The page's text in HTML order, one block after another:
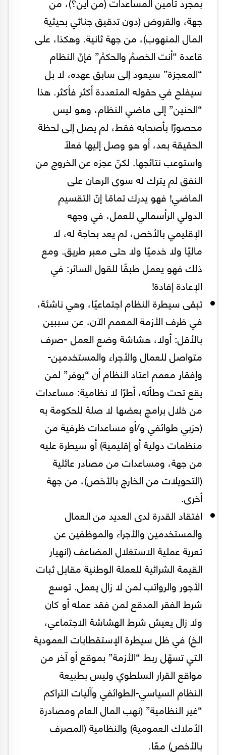
جهة، والقروض (دون تدقيق جنائي بحيثية
المال المنهوب)، من جهة ثانية. وهكذا، على
قاعدة “أنت الخصمُ والحكمُ” فإنّ النظام
“المعجزة” سيعود إلى سابق عهده، لا بل
سيفلح في حقوله المتعددة أكثر فأكثر. هذا
“الحنين” إلى ماضي النظام، وهو ليس
محصورًا بأصحابه فقط، لم يصل إلى لحظة
الحقيقة بعد، أو هو وصل إليها فعلاً
واستوعب نتائجها. لكنّ عجزه عن الخروج من
النفق لم يترك له سوى الرهان على
الماضي! فهو يدرك تمامًا إنّ التقسيم
الدولي الرأسمالي للعمل، في وجهه
الإقليمي بالأخص، لم يعد بحاجة له، لا
ماليًا ولا خدميًا ولا حتى معبر طريق. ومع
ذلك فهو يعمل طبقًا للقول السائر: في
الإعادة إفادة!
تبقى سيطرة النظام اجتماعيًا، وهي ناشئة،
في ظرف الأزمة المعمم الآن، عن سببين
بالأقل: أولا، هشاشة وضع العمل -صرف
متواصل للعمال والأجراء والمستخدمين-
وإفقار معمم اعتاد النظام أن “يوفر” لمن
يقع تحت وطأته، أطرًا لا نظامية: مساعدات
من خلال برامج بعضها لا صلة للحكومة به
(حزبي طوائفي و/أو مساعدات ظرفية من
منظمات دولية أو إقليمية) أو سيطرة عليه
من جهة، ومساعدات من مصادر عائلية
(التحويلات من الخارج بالأخص)، من جهة
أخرى.
افتقاد القدرة لدى العديد من العمال
والمستخدمين والأجراء والموظفين عن
تعرية عملية الاستغلال المضاعف (انهيار
القيمة الشرائية للعملة الوطنية مقابل ثبات
الأجور والرواتب لمن لا زال يعمل. توسع
شرط الفقر المدقع لمن فقد عمله أو كان
ولا زال يعيش شرط الهشاشة الاجتماعي،
الخ) في ظل سيطرة الإستقطابات العمودية
التي تسهّل ربط “الأزمة” بموقع أو آخر من
مواقع القرار السلطوي وليس بطبيعة
النظام السياسي-الطوائفي وآليات التراكم
“غير النظامية” (نهب المال العام ومصادرة
الأملاك العمومية) والنظامية (المصرف
بالأخص) معًا.